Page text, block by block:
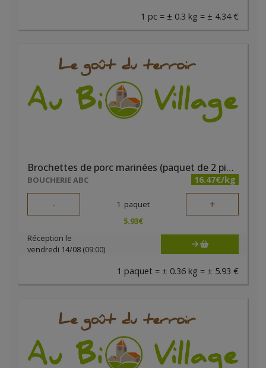
1 pc = ± 0.3 kg = ± 4.34 €
Brochettes de porc marinées (paquet de 2 pièces)
BOUCHERIE ABC 16.47€/kg
- 1 paquet +
5.93€
Réception le
vendredi 14/08 (09:00)
1 paquet = ± 0.36 kg = ± 5.93 €